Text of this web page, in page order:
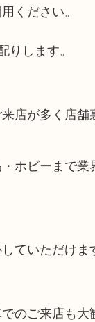
ください。
します。
店が多く店
ホビーまで
ていただけま
のご来店も大